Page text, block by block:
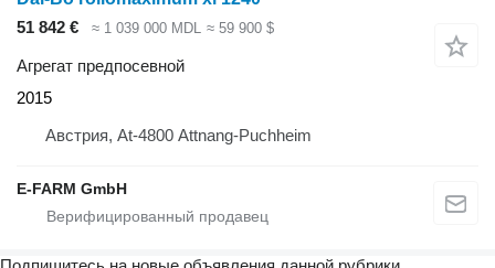
51 842 €
≈ 1 039 000 MDL ≈ 59 900 $
Агрегат предпосевной
2015
Австрия, At-4800 Attnang-Puchheim
E-FARM GmbH